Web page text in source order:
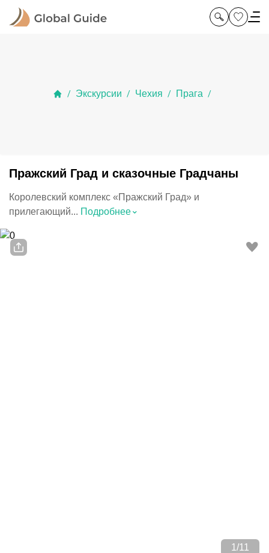
/ Экскурсии / Чехия / Прага /
Пражский Град и сказочные Градчаны
Королевский комплекс «Пражский Град» и
прилегающий... Подробнее⌃
1 /11